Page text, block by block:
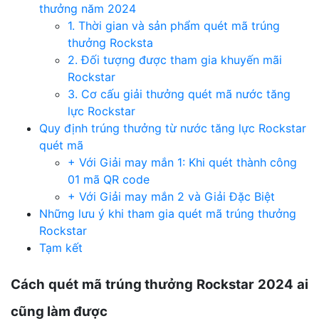
thưởng năm 2024
1. Thời gian và sản phẩm quét mã trúng
thưởng Rocksta
2. Đối tượng được tham gia khuyến mãi
Rockstar
3. Cơ cấu giải thưởng quét mã nước tăng
lực Rockstar
Quy định trúng thưởng từ nước tăng lực Rockstar
quét mã
+ Với Giải may mắn 1: Khi quét thành công
01 mã QR code
+ Với Giải may mắn 2 và Giải Đặc Biệt
Những lưu ý khi tham gia quét mã trúng thưởng
Rockstar
Tạm kết
Cách quét mã trúng thưởng Rockstar 2024 ai
cũng làm được